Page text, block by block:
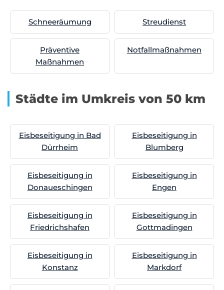
Schneeräumung Streudienst
Präventive
Maßnahmen
Notfallmaßnahmen
Städte im Umkreis von 50 km
Eisbeseitigung in Bad
Dürrheim
Eisbeseitigung in
Blumberg
Eisbeseitigung in
Donaueschingen
Eisbeseitigung in
Engen
Eisbeseitigung in
Friedrichshafen
Eisbeseitigung in
Gottmadingen
Eisbeseitigung in
Konstanz
Eisbeseitigung in
Markdorf